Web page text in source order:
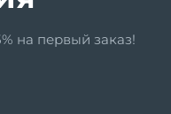
на первый заказ!